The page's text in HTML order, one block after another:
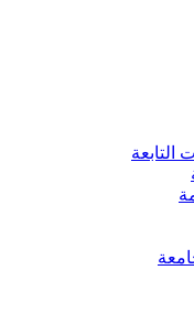
التابعة